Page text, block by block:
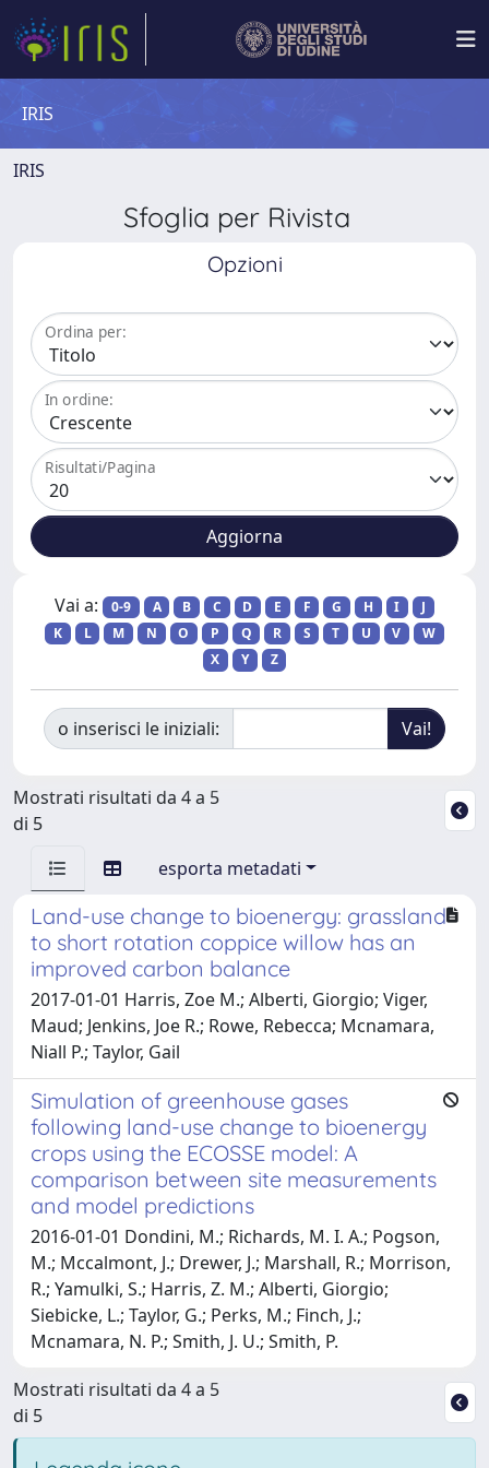
IRIS
IRIS
Sfoglia per Rivista
Opzioni
Ordina per:
In ordine:
Risultati/Pagina
Vai a: 0-9 A B C D E F G H I
J
K
L M N O P Q R S T U V
W
X
Y Z
o inserisci le iniziali:
Mostrati risultati da 4 a 5
di 5
esporta metadati
Land-use change to bioenergy: grassland
to short rotation coppice willow has an
improved carbon balance
2017-01-01 Harris, Zoe M.; Alberti, Giorgio; Viger,
Maud; Jenkins, Joe R.; Rowe, Rebecca; Mcnamara,
Niall P.; Taylor, Gail
Simulation of greenhouse gases
following land-use change to bioenergy
crops using the ECOSSE model: A
comparison between site measurements
and model predictions
2016-01-01 Dondini, M.; Richards, M. I. A.; Pogson,
M.; Mccalmont, J.; Drewer, J.; Marshall, R.; Morrison,
R.; Yamulki, S.; Harris, Z. M.; Alberti, Giorgio;
Siebicke, L.; Taylor, G.; Perks, M.; Finch, J.;
Mcnamara, N. P.; Smith, J. U.; Smith, P.
Mostrati risultati da 4 a 5
di 5